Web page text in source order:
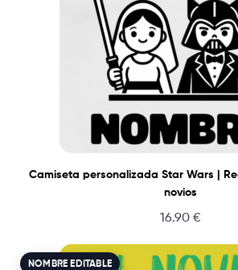
Camiseta personalizada Star Wars |
novios
16.90 €
NOMBRE EDITABLE